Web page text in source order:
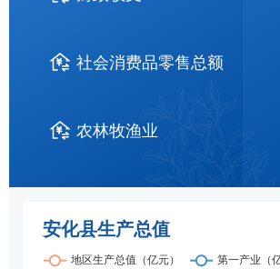
社会消费品零售总额
农林牧渔业